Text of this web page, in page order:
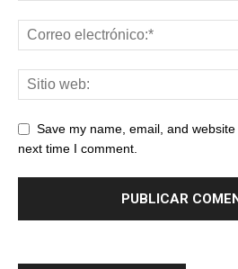
Save my name, email, and
next time I comment.